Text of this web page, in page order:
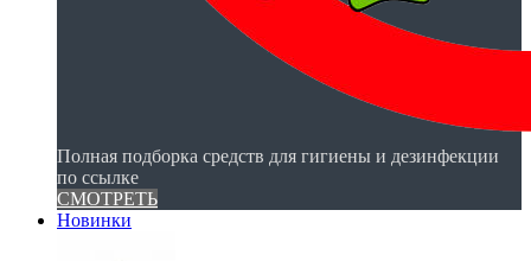
Полная подборка средств для гигиены и дезинфекции
по ссылке
СМОТРЕТЬ
Новинки